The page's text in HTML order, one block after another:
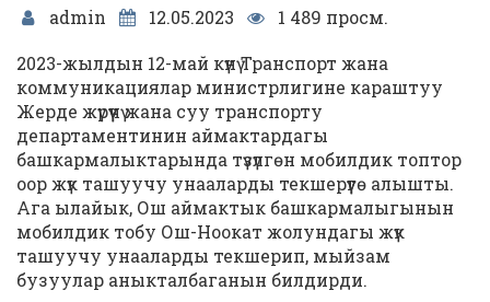
admin 12.05.2023
1 489 просм.
2023-жылдын 12-май күнү Транспорт жана
коммуникациялар министрлигине караштуу
Жерде жүрүүчү жана суу транспорту
департаментинин аймактардагы
башкармалыктарында түзүлгөн мобилдик топтор
оор жүк ташуучу унааларды текшерүүгө алышты.
Ага ылайык, Ош аймактык башкармалыгынын
мобилдик тобу Ош-Ноокат жолундагы жүк
ташуучу унааларды текшерип, мыйзам
бузуулар аныкталбаганын билдирди.